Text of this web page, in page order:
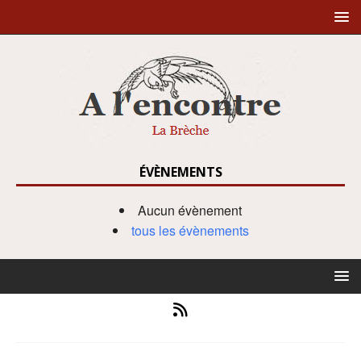
ÉVÈNEMENTS
Aucun évènement
tous les évènements